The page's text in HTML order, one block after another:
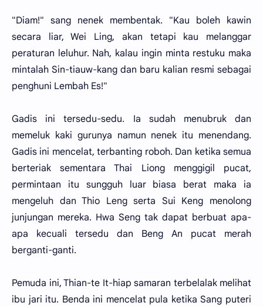
"Diam!" sang nenek membentak. "Kau boleh kawin
secara liar, Wei Ling, akan tetapi kau melanggar
peraturan leluhur. Nah, kalau ingin minta restuku maka
mintalah Sin-tiauw-kang dan baru kalian resmi sebagai
penghuni Lembah Es!"
Gadis ini tersedu-sedu. Ia sudah menubruk dan
memeluk kaki gurunya namun nenek itu menendang.
Gadis ini mencelat, terbanting roboh. Dan ketika semua
berteriak sementara Thai Liong menggigil pucat,
permintaan itu sungguh luar biasa berat maka ia
mengeluh dan Thio Leng serta Sui Keng menolong
junjungan mereka. Hwa Seng tak dapat berbuat apa-
apa kecuali tersedu dan Beng An pucat merah
berganti-ganti.
Pemuda ini, Thian-te It-hiap samaran terbelalak melihat
ibu jari itu. Benda ini mencelat pula ketika Sang puteri